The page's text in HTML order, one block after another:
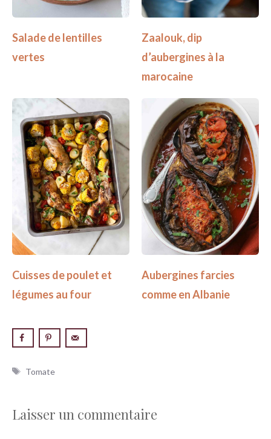
Salade de lentilles
vertes
Zaalouk, dip
d’aubergines à la
marocaine
Cuisses de poulet et
légumes au four
Aubergines farcies
comme en Albanie
Étiquettes
Tomate
Laisser un commentaire